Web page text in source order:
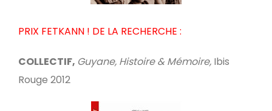
PRIX FETKANN ! DE LA RECHERCHE :
COLLECTIF, Guyane, Histoire & Mémoire, Ibis
Rouge 2012